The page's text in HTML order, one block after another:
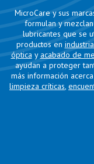
MicroCare y sus
formulan y
lubricantes que se
productos en
óptica y acabado de
ayudan a proteger
más información
limpieza críticas,